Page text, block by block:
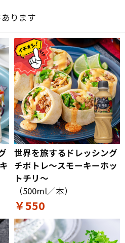
ります
世界を旅するドレッシング
チポトレ～スモーキーホッ
トチリ～
（500ml／本）
￥550